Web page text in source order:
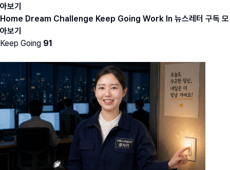
아보기
Home Dream Challenge Keep Going Work In 뉴스레터 구독 모
아보기
Keep Going 91